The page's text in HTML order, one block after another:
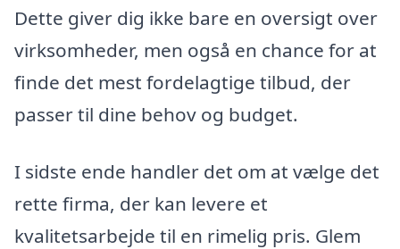
Dette giver dig ikke bare en oversigt over
virksomheder, men også en chance for at
finde det mest fordelagtige tilbud, der
passer til dine behov og budget.
I sidste ende handler det om at vælge det
rette firma, der kan levere et
kvalitetsarbejde til en rimelig pris. Glem